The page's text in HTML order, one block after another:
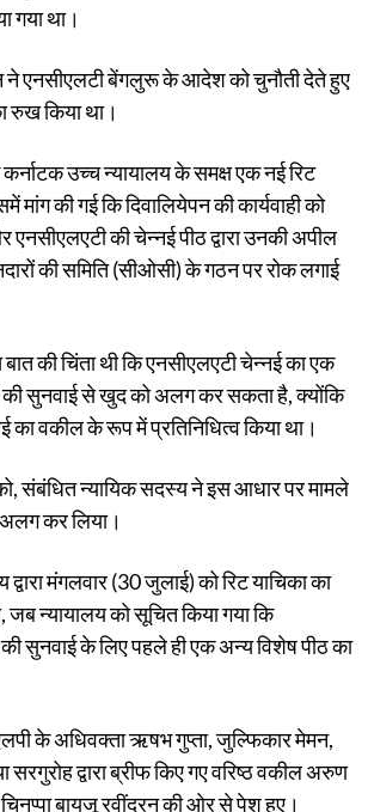
गया था।
ने एनसीएलटी बेंगलुरू के आदेश को चुनौती देते हुए
रुख किया था।
कर्नाटक उच्च न्यायालय के समक्ष एक नई रिट
मांग की गई कि दिवालियेपन की कार्यवाही को
एनसीएलएटी की चेन्नई पीठ द्वारा उनकी अपील
की समिति (सीओसी) के गठन पर रोक लगाई
की चिंता थी कि एनसीएलएटी चेन्नई का एक
की सुनवाई से खुद को अलग कर सकता है, क्योंकि
वकील के रूप में प्रतिनिधित्व किया था।
संबंधित न्यायिक सदस्य ने इस आधार पर मामले
कर लिया।
द्वारा मंगलवार (30 जुलाई) को रिट याचिका का
जब न्यायालय को सूचित किया गया कि
सुनवाई के लिए पहले ही एक अन्य विशेष पीठ का
के अधिवक्ता ऋषभ गुप्ता, जुल्फिकार मेमन,
सरगुरोह द्वारा ब्रीफ किए गए वरिष्ठ वकील अरुण
बायजू रवींद्रन की ओर से पेश हुए।